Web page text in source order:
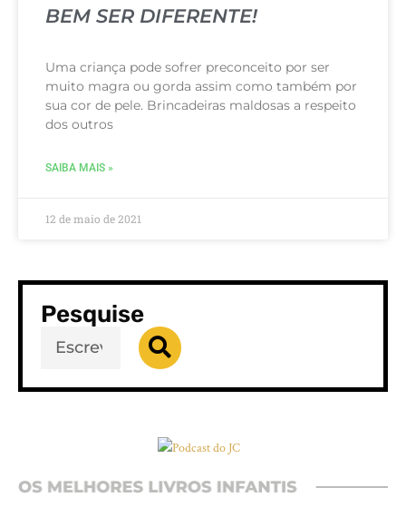
BEM SER DIFERENTE!
Uma criança pode sofrer preconceito por ser
muito magra ou gorda assim como também por
sua cor de pele. Brincadeiras maldosas a respeito
dos outros
SAIBA MAIS »
12 de maio de 2021
Pesquise